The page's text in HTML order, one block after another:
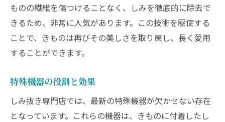
ものの繊維を傷つけることなく、しみを徹底的に除去で
きるため、非常に人気があります。この技術を駆使する
ことで、きものは再びその美しさを取り戻し、長く愛用
することができます。
特殊機器の役割と効果
しみ抜き専門店では、最新の特殊機器が欠かせない存在
となっています。これらの機器は、きものに付着したし